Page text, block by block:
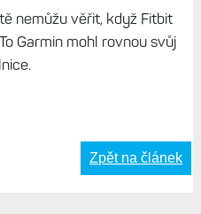
nemůžu věřit, když Fitbit
Garmin mohl rovnou svůj
Zpět na článek